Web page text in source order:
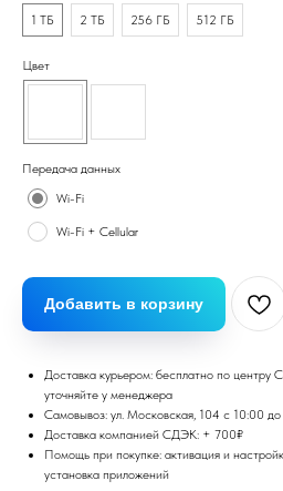
1 ТБ
2 ТБ 256 ГБ 512 ГБ
Цвет
Передача данных
Wi-Fi
Wi-Fi + Cellular
Добавить в корзину
Доставка курьером: бесплатно по центру
уточняйте у менеджера
Самовывоз: ул. Московская, 104 с 10:00
Доставка компанией СДЭК: + 700₽
Помощь при покупке: активация и
установка приложений